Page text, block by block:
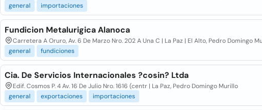
general
importaciones
Fundicion Metalurigica Alanoca
Carretera A Oruro, Av. 6 De Marzo Nro. 202 A Una C | La Paz | El Alto, Pedro Domingo
general
fundiciones
Cia. De Servicios Internacionales ?cosin? Ltda
Edif. Cosmos P. 4 Av. 16 De Julio Nro. 1616 (centr | La Paz, Pedro Domingo Murillo
general
exportaciones importaciones